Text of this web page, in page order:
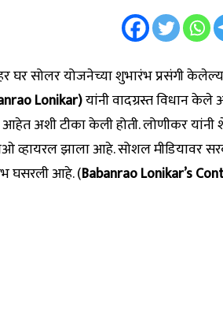
घर सोलर योजनेच्या शुभारंभ प्रसंगी
Lonikar)यांनी वादग्रस्त विधान
अशी टीका केली होती. लोणीकर
व्हायरल झाला आहे. सोशल मीडियावर
घसरली आहे. (Babanrao Lonikar’s